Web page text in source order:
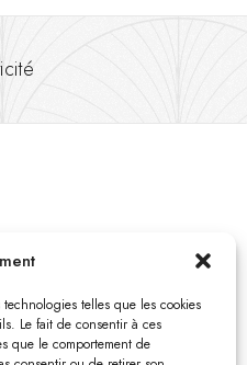
telles que les cookies
Le fait de consentir à ces
que le comportement de